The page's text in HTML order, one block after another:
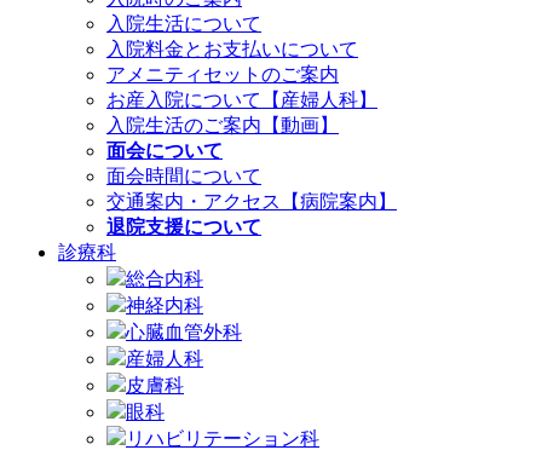
入院生活について
入院料金とお支払いについて
アメニティセットのご案内
お産入院について【産婦人科】
入院生活のご案内【動画】
面会について
面会時間について
交通案内・アクセス【病院案内】
退院支援について
診療科
総合内科
神経内科
心臓血管外科
産婦人科
皮膚科
眼科
リハビリテーション科